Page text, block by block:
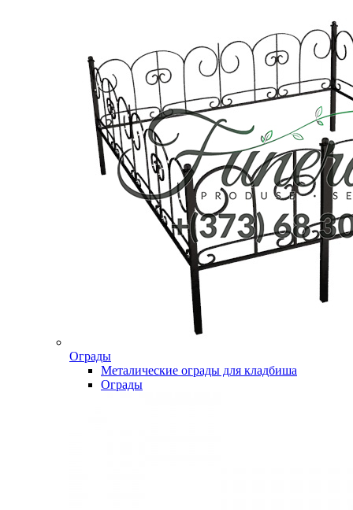
Ограды
Металические ограды для кладбиша
Ограды